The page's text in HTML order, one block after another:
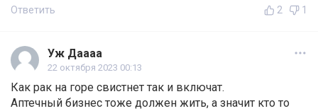
Ответить 2 1
Уж Даааа
22 октября 2023 00:13
Как рак на горе свистнет так и включат.
Аптечный бизнес тоже должен жить, а значит кто то